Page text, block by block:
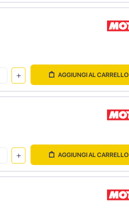
AGGIUNGI AL CARRELLO
AGGIUNGI AL CARRELLO